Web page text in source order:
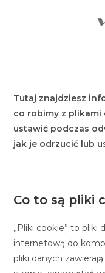
Tutaj znajdziesz
co robimy z plikami
ustawić podczas
jak je odrzucić lub
Co to są pliki
„Pliki cookie” to pliki
internetową do
pliki danych